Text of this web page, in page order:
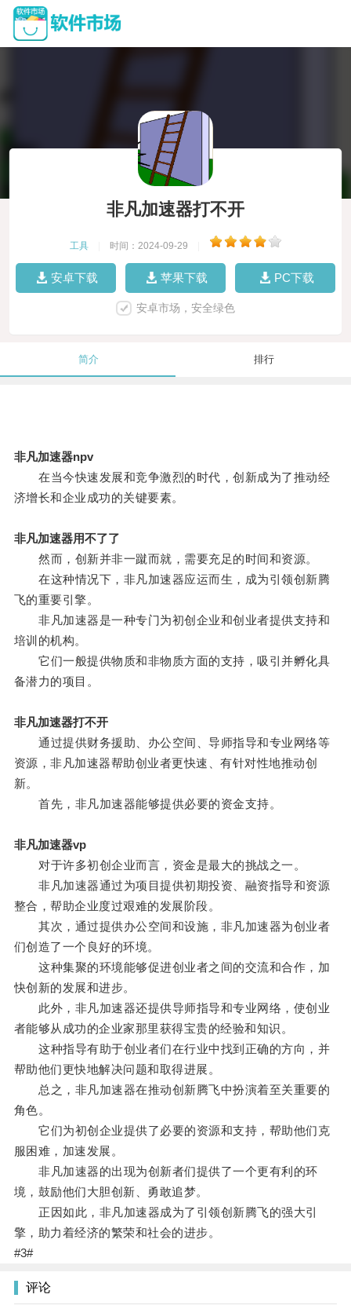
非凡加速器打不开
工具 时间：2024-09-29
安卓下载 苹果下载 PC下载
安卓市场，安全绿色
简介 排行
非凡加速器npv
在当今快速发展和竞争激烈的时代，创新成为了推动经
济增长和企业成功的关键要素。
非凡加速器用不了了
然而，创新并非一蹴而就，需要充足的时间和资源。
在这种情况下，非凡加速器应运而生，成为引领创新腾
飞的重要引擎。
非凡加速器是一种专门为初创企业和创业者提供支持和
培训的机构。
它们一般提供物质和非物质方面的支持，吸引并孵化具
备潜力的项目。
非凡加速器打不开
通过提供财务援助、办公空间、导师指导和专业网络等
资源，非凡加速器帮助创业者更快速、有针对性地推动创
新。
首先，非凡加速器能够提供必要的资金支持。
非凡加速器vp
对于许多初创企业而言，资金是最大的挑战之一。
非凡加速器通过为项目提供初期投资、融资指导和资源
整合，帮助企业度过艰难的发展阶段。
其次，通过提供办公空间和设施，非凡加速器为创业者
们创造了一个良好的环境。
这种集聚的环境能够促进创业者之间的交流和合作，加
快创新的发展和进步。
此外，非凡加速器还提供导师指导和专业网络，使创业
者能够从成功的企业家那里获得宝贵的经验和知识。
这种指导有助于创业者们在行业中找到正确的方向，并
帮助他们更快地解决问题和取得进展。
总之，非凡加速器在推动创新腾飞中扮演着至关重要的
角色。
它们为初创企业提供了必要的资源和支持，帮助他们克
服困难，加速发展。
非凡加速器的出现为创新者们提供了一个更有利的环
境，鼓励他们大胆创新、勇敢追梦。
正因如此，非凡加速器成为了引领创新腾飞的强大引
擎，助力着经济的繁荣和社会的进步。
#3#
评论